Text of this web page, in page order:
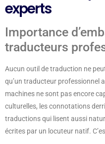
experts
Importance
traducteurs
Aucun outil de traduction ne
qu’un traducteur professionnel
machines ne sont pas encore
culturelles, les connotations
traductions qui lisent aussi
écrites par un locuteur natif.